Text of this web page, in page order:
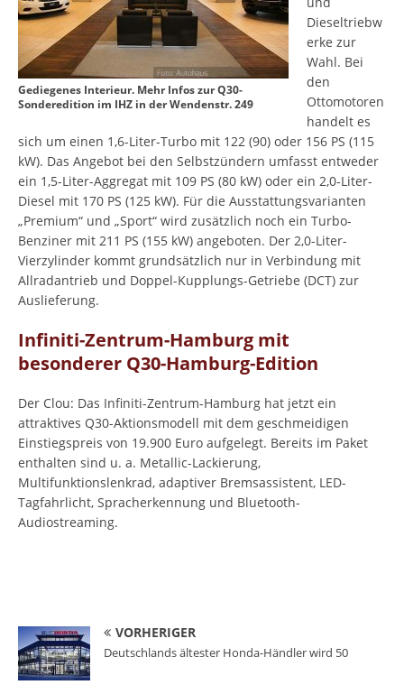
Gediegenes Interieur. Mehr Infos zur Q30-
Sonderedition im IHZ in der Wendenstr. 249
Dieseltriebw
erke zur
Wahl. Bei
den
Ottomotoren
handelt es
sich um einen 1,6-Liter-Turbo mit 122 (90) oder 156 PS (115
kW). Das Angebot bei den Selbstzündern umfasst entweder
ein 1,5-Liter-Aggregat mit 109 PS (80 kW) oder ein 2,0-Liter-
Diesel mit 170 PS (125 kW). Für die Ausstattungsvarianten
„Premium“ und „Sport“ wird zusätzlich noch ein Turbo-
Benziner mit 211 PS (155 kW) angeboten. Der 2,0-Liter-
Vierzylinder kommt grundsätzlich nur in Verbindung mit
Allradantrieb und Doppel-Kupplungs-Getriebe (DCT) zur
Auslieferung.
Infiniti-Zentrum-Hamburg mit
besonderer Q30-Hamburg-Edition
Der Clou: Das Infiniti-Zentrum-Hamburg hat jetzt ein
attraktives Q30-Aktionsmodell mit dem geschmeidigen
Einstiegspreis von 19.900 Euro aufgelegt. Bereits im Paket
enthalten sind u. a. Metallic-Lackierung,
Multifunktionslenkrad, adaptiver Bremsassistent, LED-
Tagfahrlicht, Spracherkennung und Bluetooth-
Audiostreaming.
VORHERIGER
Deutschlands ältester Honda-Händler wird 50